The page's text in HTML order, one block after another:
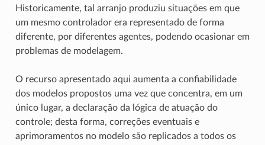
Historicamente, tal arranjo produziu situações em que
um mesmo controlador era representado de forma
diferente, por diferentes agentes, podendo ocasionar em
problemas de modelagem.
O recurso apresentado aqui aumenta a confiabilidade
dos modelos propostos uma vez que concentra, em um
único lugar, a declaração da lógica de atuação do
controle; desta forma, correções eventuais e
aprimoramentos no modelo são replicados a todos os